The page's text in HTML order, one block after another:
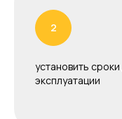
установить
эксплуатации